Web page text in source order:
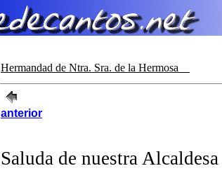
Hermandad de Ntra. Sra. de la Hermosa
anterior
Saluda de nuestra Alcaldesa